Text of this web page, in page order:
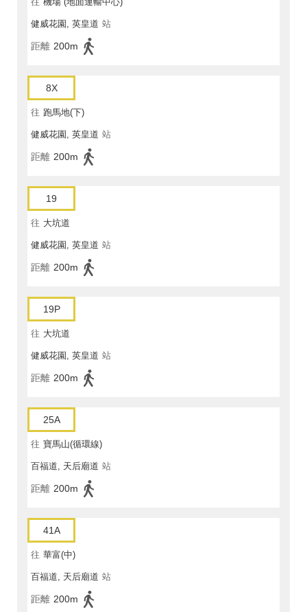
健威花園, 英皇道 站
距離 200m
8X
往 跑馬地(下)
健威花園, 英皇道 站
距離 200m
19
往 大坑道
健威花園, 英皇道 站
距離 200m
19P
往 大坑道
健威花園, 英皇道 站
距離 200m
25A
往 寶馬山(循環線)
百福道, 天后廟道 站
距離 200m
41A
往 華富(中)
百福道, 天后廟道 站
距離 200m